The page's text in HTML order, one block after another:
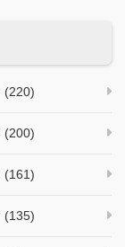
(220)
(200)
(161)
(135)